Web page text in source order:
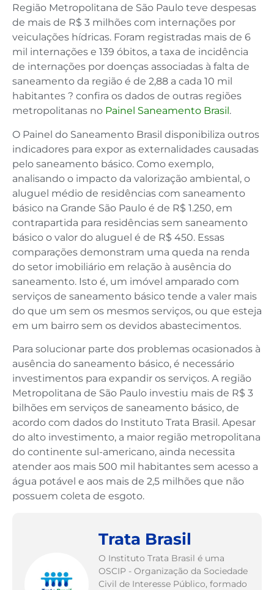
Região Metropolitana de São Paulo teve despesas
de mais de R$ 3 milhões com internações por
veiculações hídricas. Foram registradas mais de 6
mil internações e 139 óbitos, a taxa de incidência
de internações por doenças associadas à falta de
saneamento da região é de 2,88 a cada 10 mil
habitantes ? confira os dados de outras regiões
metropolitanas no Painel Saneamento Brasil .
O Painel do Saneamento Brasil disponibiliza outros
indicadores para expor as externalidades causadas
pelo saneamento básico. Como exemplo,
analisando o impacto da valorização ambiental, o
aluguel médio de residências com saneamento
básico na Grande São Paulo é de R$ 1.250, em
contrapartida para residências sem saneamento
básico o valor do aluguel é de R$ 450. Essas
comparações demonstram uma queda na renda
do setor imobiliário em relação à ausência do
saneamento. Isto é, um imóvel amparado com
serviços de saneamento básico tende a valer mais
do que um sem os mesmos serviços, ou que esteja
em um bairro sem os devidos abastecimentos.
Para solucionar parte dos problemas ocasionados à
ausência do saneamento básico, é necessário
investimentos para expandir os serviços. A região
Metropolitana de São Paulo investiu mais de R$ 3
bilhões em serviços de saneamento básico, de
acordo com dados do Instituto Trata Brasil. Apesar
do alto investimento, a maior região metropolitana
do continente sul-americano, ainda necessita
atender aos mais 500 mil habitantes sem acesso a
água potável e aos mais de 2,5 milhões que não
possuem coleta de esgoto.
Trata Brasil
O Instituto Trata Brasil é uma
OSCIP - Organização da Sociedade
Civil de Interesse Público, formado